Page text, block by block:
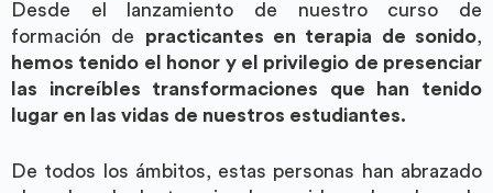
Desde el lanzamiento de nuestro curso de
formación de practicantes en terapia de sonido,
hemos tenido el honor y el privilegio de presenciar
las increíbles transformaciones que han tenido
lugar en las vidas de nuestros estudiantes.
De todos los ámbitos, estas personas han abrazado